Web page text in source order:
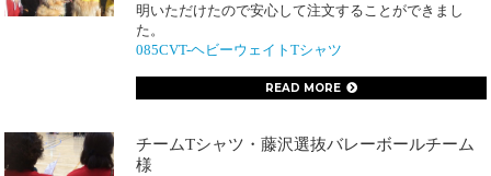
明いただけたので安心して注文することができまし
た。
085CVT-ヘビーウェイトTシャツ
READ MORE
チームTシャツ・藤沢選抜バレーボールチーム
様